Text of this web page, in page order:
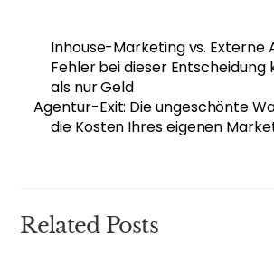
Inhouse-Marketing vs. Externe
Fehler bei dieser Entscheidung
als nur Geld
Agentur-Exit: Die ungeschönte
die Kosten Ihres eigenen
Related Posts